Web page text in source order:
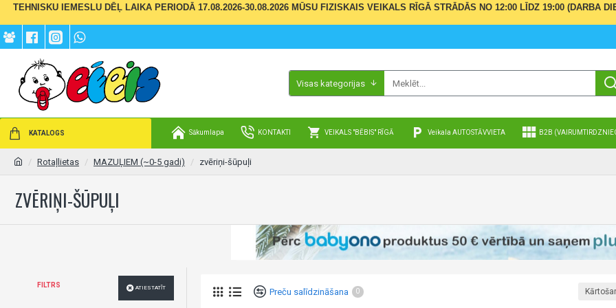
TEHNISKU IEMESLU DĒĻ LAIKA PERIODĀ 17.08.2026-30.08.2026 MŪSU FIZISKAIS VEIKALS RĪGĀ STRĀDĀS NO 12:00 LĪDZ 19:00 (DARBA
Visas kategorijas
KATALOGS Sākumlapa KONTAKTI VEIKALS "BĒBIS" RĪGĀ Veikala AUTOSTĀVVIETA B2B
Rotaļlietas MAZUĻIEM (~0-5 gadi) zvēriņi-šūpuļi
ZVĒRIŅI-ŠŪPUĻI
FILTRS ATIESTATĪT Preču salīdzināšana 0